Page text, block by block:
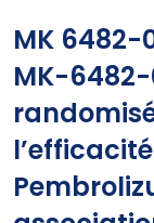
MK 6482-
MK-6482-